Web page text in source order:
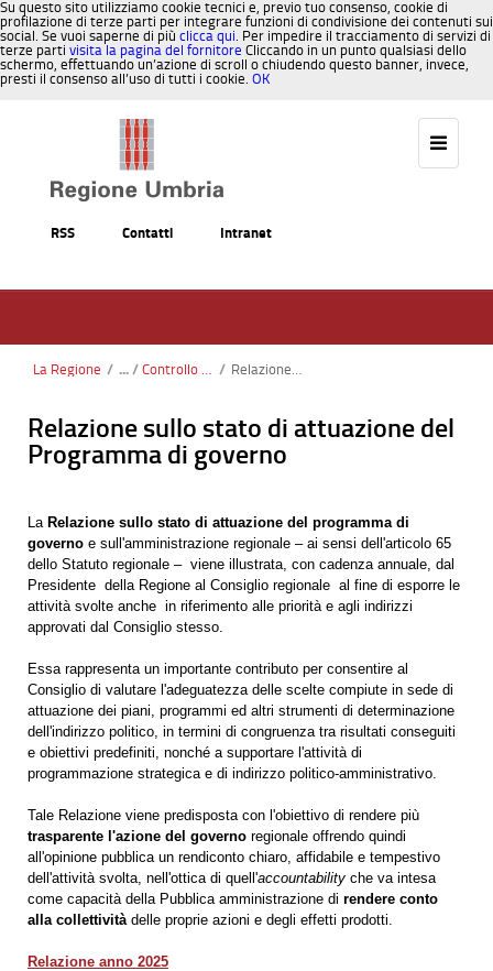
Su questo sito utilizziamo cookie tecnici e, previo tuo consenso, cookie di
profilazione di terze parti per integrare funzioni di condivisione dei contenuti sui
social. Se vuoi saperne di più clicca qui. Per impedire il tracciamento di servizi di
terze parti visita la pagina del fornitore Cliccando in un punto qualsiasi dello
schermo, effettuando un’azione di scroll o chiudendo questo banner, invece,
presti il consenso all’uso di tutti i cookie. OK
RSS Contatti Intranet
La Regione / Controllo strategico e valutazione politiche / Relazione sullo stato di attuazione del Programma di governo
Relazione sullo stato di attuazione del
Programma di governo
La Relazione sullo stato di attuazione del programma di
governo e sull'amministrazione regionale – ai sensi dell'articolo 65
dello Statuto regionale – viene illustrata, con cadenza annuale, dal
Presidente della Regione al Consiglio regionale al fine di esporre le
attività svolte anche in riferimento alle priorità e agli indirizzi
approvati dal Consiglio stesso.
Essa rappresenta un importante contributo per consentire al
Consiglio di valutare l'adeguatezza delle scelte compiute in sede di
attuazione dei piani, programmi ed altri strumenti di determinazione
dell'indirizzo politico, in termini di congruenza tra risultati conseguiti
e obiettivi predefiniti, nonché a supportare l'attività di
programmazione strategica e di indirizzo politico-amministrativo.
Tale Relazione viene predisposta con l'obiettivo di rendere più
trasparente l'azione del governo regionale offrendo quindi
all'opinione pubblica un rendiconto chiaro, affidabile e tempestivo
dell'attività svolta, nell'ottica di quell'accountability che va intesa
come capacità della Pubblica amministrazione di rendere conto
alla collettività delle proprie azioni e degli effetti prodotti.
Relazione anno 2025